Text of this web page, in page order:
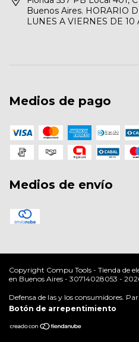
Buenos Aires. HORARIO
LUNES A VIERNES DE 10
Medios de pago
Medios de envío
Copyright Compu Tools - Tienda de
en Buenos Aires - 30714028053 -
Defensa de las y los consumidores.
Botón de arrepentimiento